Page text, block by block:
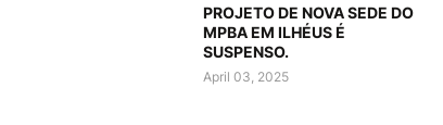
PROJETO DE NOVA SEDE DO
MPBA EM ILHÉUS É
SUSPENSO.
April 03, 2025